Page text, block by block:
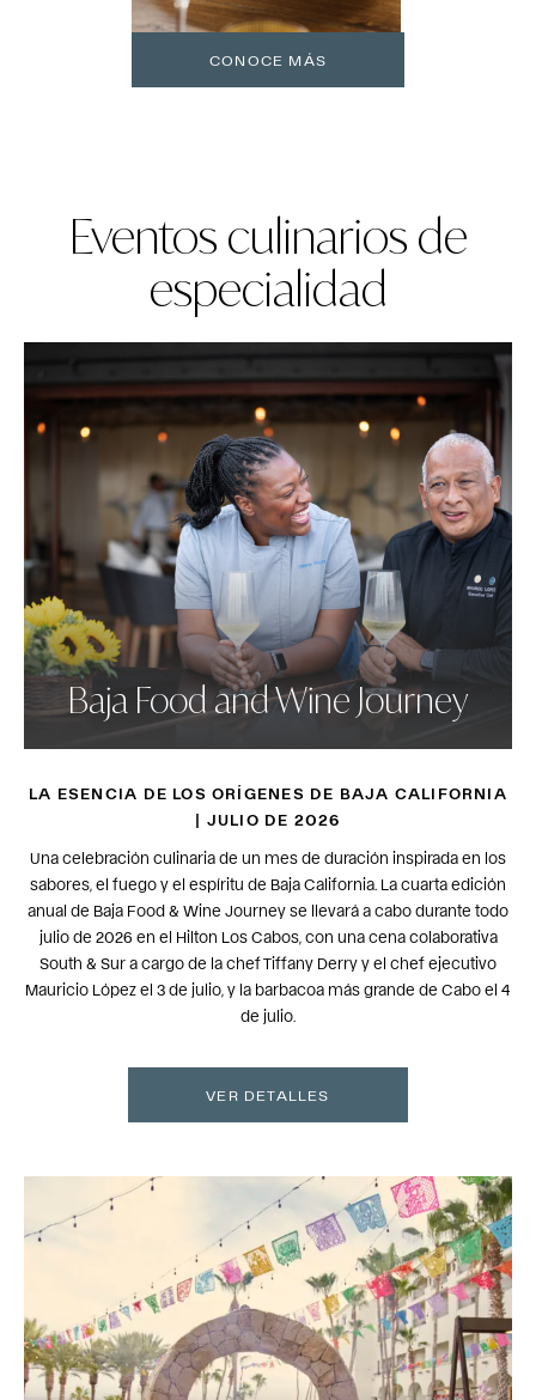
CONOCE MÁS
Eventos culinarios de
especialidad
Baja Food and Wine Journey
LA ESENCIA DE LOS ORÍGENES DE BAJA CALIFORNIA
| JULIO DE 2026
Una celebración culinaria de un mes de duración inspirada en los
sabores, el fuego y el espíritu de Baja California. La cuarta edición
anual de Baja Food & Wine Journey se llevará a cabo durante todo
julio de 2026 en el Hilton Los Cabos, con una cena colaborativa
South & Sur a cargo de la chef Tiffany Derry y el chef ejecutivo
Mauricio López el 3 de julio, y la barbacoa más grande de Cabo el 4
de julio.
VER DETALLES